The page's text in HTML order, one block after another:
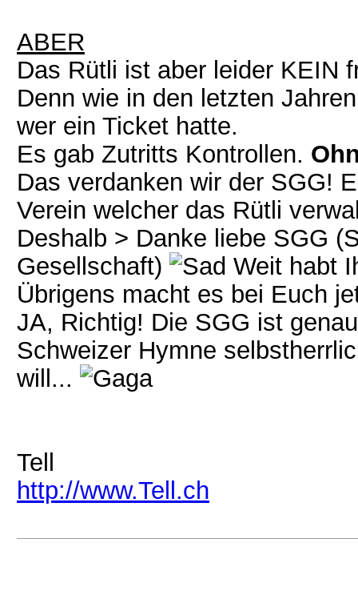
ABER
Das Rütli ist aber leider KEIN
Denn wie in den letzten
wer ein Ticket hatte.
Es gab Zutritts Kontrollen.
Das verdanken wir der SGG!
Verein welcher das Rütli
Deshalb > Danke liebe SGG
Gesellschaft)
Weit habt
Übrigens macht es bei Euch
JA, Richtig! Die SGG ist
Schweizer Hymne
will...
Tell
http://www.Tell.ch